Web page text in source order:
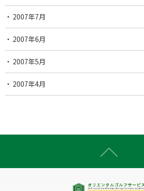
2007年7月
2007年6月
2007年5月
2007年4月